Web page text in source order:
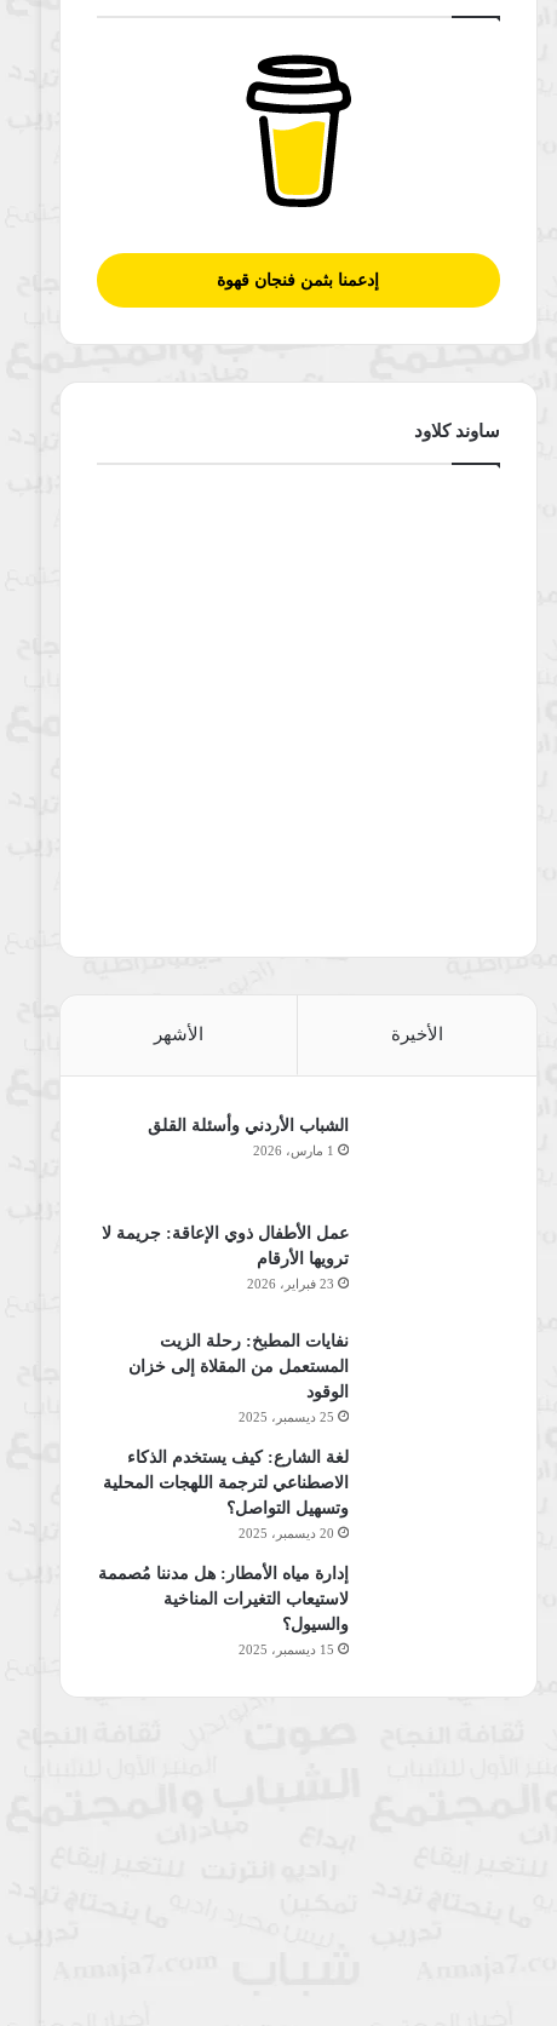
إدعمنا بثمن فنجان قهوة
ساوند كلاود
الأخيرة الأشهر
الشباب الأردني وأسئلة القلق
1 مارس، 2026
عمل الأطفال ذوي الإعاقة: جريمة لا
ترويها الأرقام
23 فبراير، 2026
نفايات المطبخ: رحلة الزيت
المستعمل من المقلاة إلى خزان
الوقود
25 ديسمبر، 2025
لغة الشارع: كيف يستخدم الذكاء
الاصطناعي لترجمة اللهجات المحلية
وتسهيل التواصل؟
20 ديسمبر، 2025
إدارة مياه الأمطار: هل مدننا مُصممة
لاستيعاب التغيرات المناخية
والسيول؟
15 ديسمبر، 2025